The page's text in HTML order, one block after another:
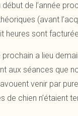
de l’année
(avant
heures sont
a lieu
aux séances que
venir par
de chien